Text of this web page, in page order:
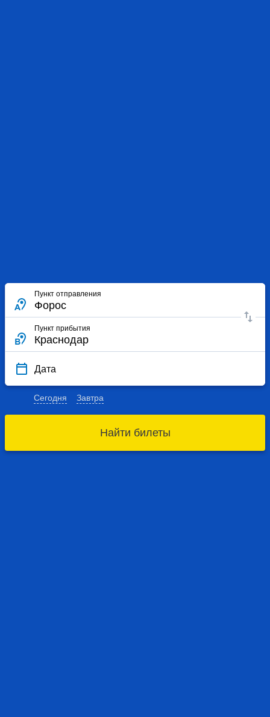
Пункт отправления
Пункт прибытия
Дата
Сегодня Завтра
Найти билеты